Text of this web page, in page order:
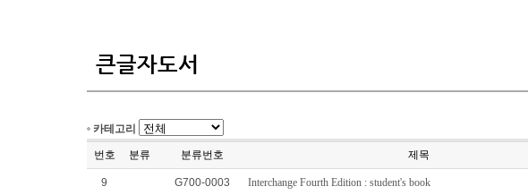
큰글자도서
카테고리
번호 분류 분류번호 제목
9 G700-0003 Interchange Fourth Edition : student's book